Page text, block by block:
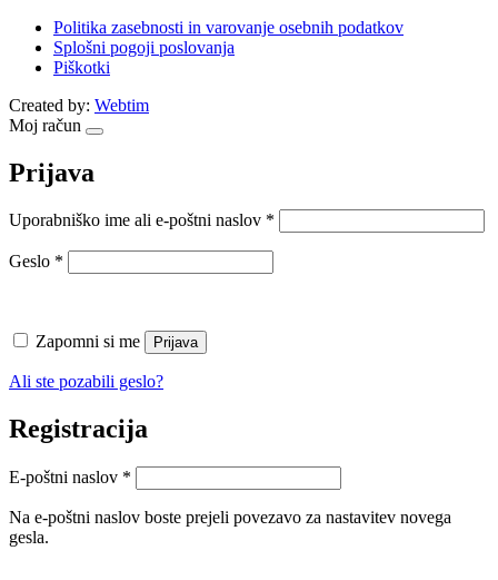
Politika zasebnosti in varovanje osebnih podatkov
Splošni pogoji poslovanja
Piškotki
Created by: Webtim
Moj račun
Prijava
Uporabniško ime ali e-poštni naslov *
Geslo *
Zapomni si me Prijava
Ali ste pozabili geslo?
Registracija
E-poštni naslov *
Na e-poštni naslov boste prejeli povezavo za nastavitev novega
gesla.